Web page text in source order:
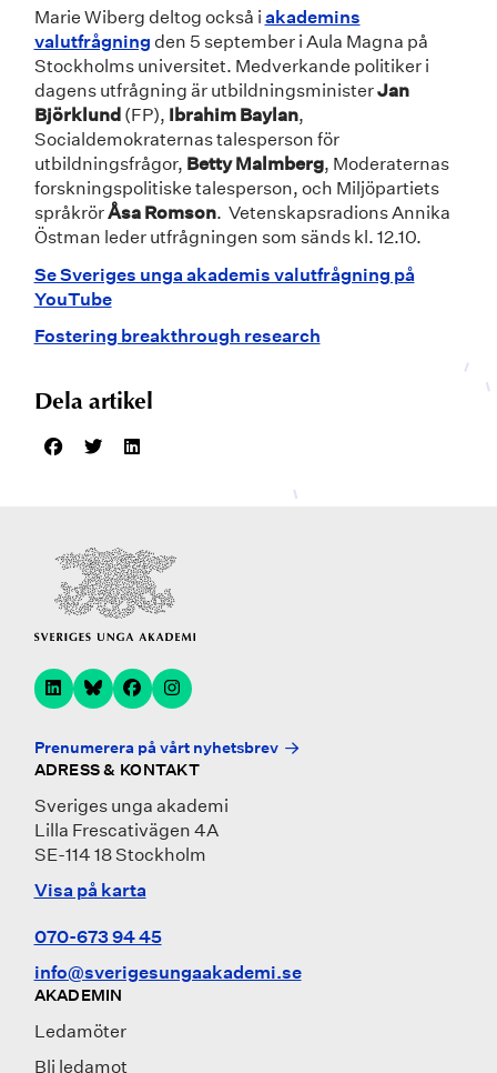
Marie Wiberg deltog också i akademins
valutfrågning den 5 september i Aula Magna på
Stockholms universitet. Medverkande politiker i
dagens utfrågning är utbildningsministerJan
Björklund(FP), Ibrahim Baylan,
Socialdemokraternas talesperson för
utbildningsfrågor, Betty Malmberg, Moderaternas
forskningspolitiske talesperson, och Miljöpartiets
språkrörÅsa Romson. Vetenskapsradions Annika
Östman leder utfrågningen som sänds kl. 12.10.
Se Sveriges unga akademis valutfrågning på
YouTube
Fostering breakthrough research
Dela artikel
Prenumerera på vårt nyhetsbrev
ADRESS & KONTAKT
Sveriges unga akademi
Lilla Frescativägen 4A
SE-114 18 Stockholm
Visa på karta
070-673 94 45
info@sverigesungaakademi.se
AKADEMIN
Ledamöter
Bli ledamot